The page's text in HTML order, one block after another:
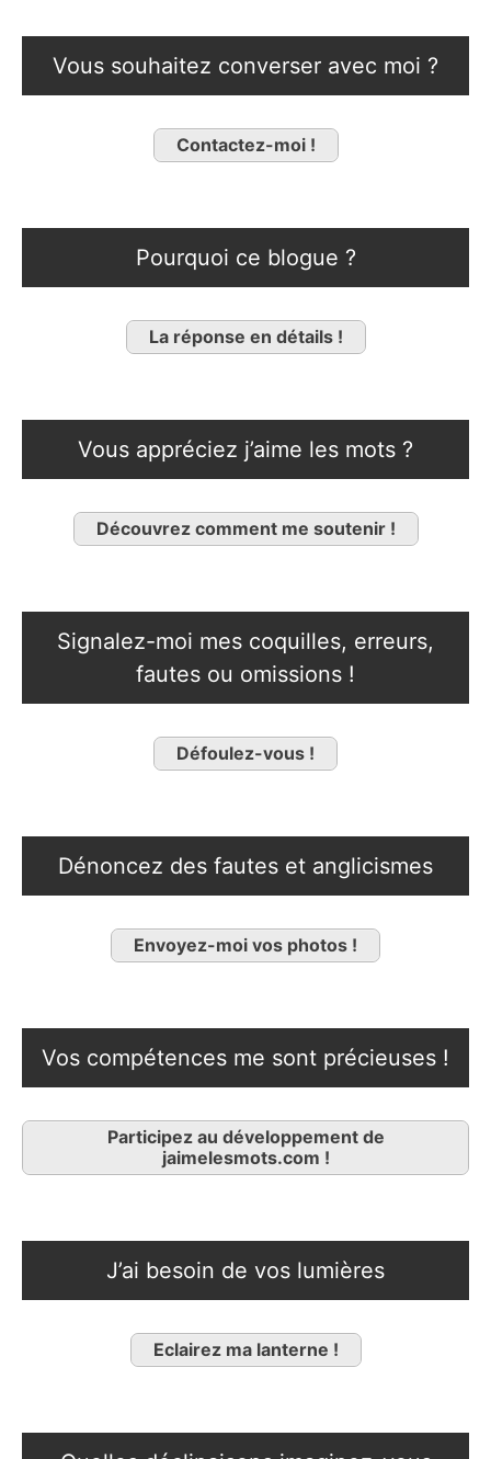
Vous souhaitez converser avec moi ?
Contactez-moi !
Pourquoi ce blogue ?
La réponse en détails !
Vous appréciez j’aime les mots ?
Découvrez comment me soutenir !
Signalez-moi mes coquilles, erreurs,
fautes ou omissions !
Défoulez-vous !
Dénoncez des fautes et anglicismes
Envoyez-moi vos photos !
Vos compétences me sont précieuses !
Participez au développement de
jaimelesmots.com !
J’ai besoin de vos lumières
Eclairez ma lanterne !